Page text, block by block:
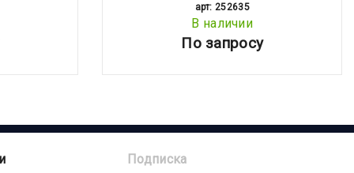
арт: 252635
В наличии
По запросу
Подписка